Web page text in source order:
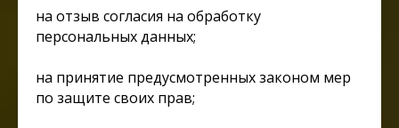
на отзыв согласия на обработку
персональных данных;
на принятие предусмотренных законом мер
по защите своих прав;